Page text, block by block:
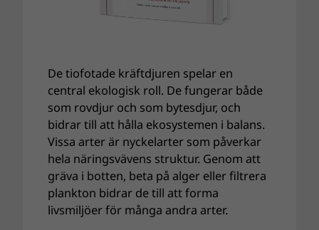
De tiofotade kräftdjuren spelar en
central ekologisk roll. De fungerar både
som rovdjur och som bytesdjur, och
bidrar till att hålla ekosystemen i balans.
Vissa arter är nyckelarter som påverkar
hela näringsvävens struktur. Genom att
gräva i botten, beta på alger eller filtrera
plankton bidrar de till att forma
livsmiljöer för många andra arter.